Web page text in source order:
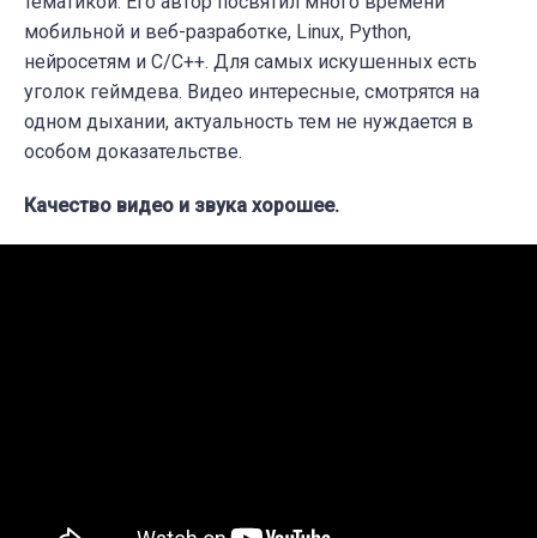
мобильной и веб-разработке, Linux, Python,
нейросетям и C/C++. Для самых искушенных есть
уголок геймдева. Видео интересные, смотрятся на
одном дыхании, актуальность тем не нуждается в
особом доказательстве.
Качество видео и звука хорошее.